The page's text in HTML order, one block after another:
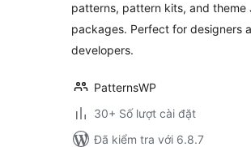
patterns, pattern kits, and theme
packages. Perfect for designers
developers.
PatternsWP
30+ Số lượt cài đặt
Đã kiểm tra với 6.8.7